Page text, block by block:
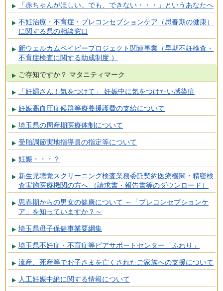
「赤ちゃんがほしい。でも、できない・・・」というあなたへ
不妊治療・不育症・プレコンセプションケア（思春期の健康）
に関する県の相談窓口
新ウェルカムベイビープロジェクト関連事業（早期不妊検査・
不育症検査に関する助成制度 ）
ご存知ですか？ マタニティマーク
「妊婦さん！気をつけて」 妊娠中に気をつけたい感染症
妊娠高血圧症候群等療養援護費の支給について
埼玉県の周産期医療体制について
受胎調節実地指導員の指定等について
妊娠・・・？
新生児聴覚スクリーニング検査業務委託契約医療機関・精密検
査実施医療機関の方へ （請求書・報告書等のダウンロード）
思春期からの男女の健康について ～「プレコンセプションケ
ア」を知っていますか？～
埼玉県母子保健事業要綱集
埼玉県不妊症・不育症等ピアサポートセンター「ふわり」
流産、死産等でお子さまを亡くされたご家族への支援について
人工妊娠中絶に関する情報について